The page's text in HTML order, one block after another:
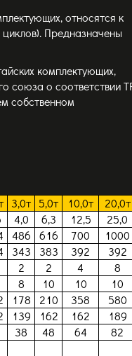
относятся к
Предназначены
комплектующих,
союза о соответствии
собственном
3,0т 5,0т 10,0т
20,0т
4,0 6,3 12,5
25,0
486 616 700
1000
343 383 392
392
2 2 4
8
8 10 10
10
178 210 358
580
139 162 162
189
38 48 64
82